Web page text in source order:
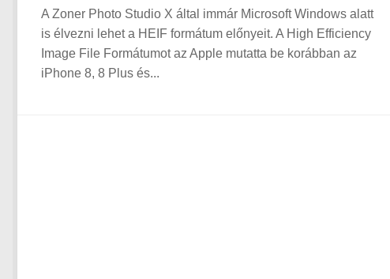
A Zoner Photo Studio X által immár Microsoft Windows alatt
is élvezni lehet a HEIF formátum előnyeit. A High Efficiency
Image File Formátumot az Apple mutatta be korábban az
iPhone 8, 8 Plus és...